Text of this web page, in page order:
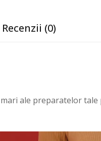
Recenzii (0)
ale preparatelor